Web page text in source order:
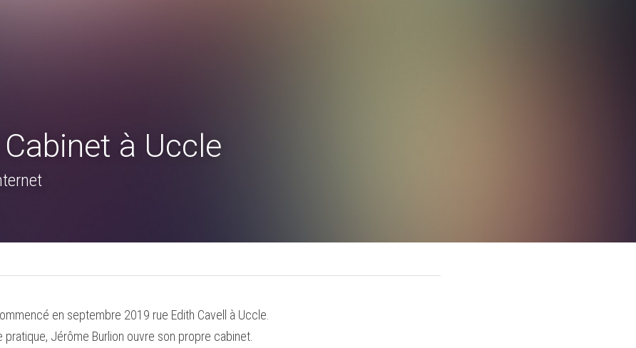
à Uccle
en septembre 2019 rue Edith Cavell à Uccle.
Jérôme Burlion ouvre son propre cabinet.